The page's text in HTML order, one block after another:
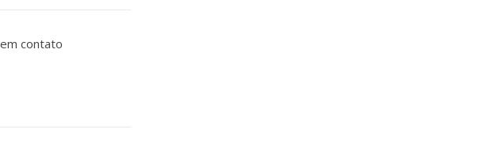
contato